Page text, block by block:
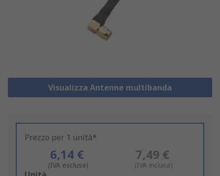
Visualizza Antenne multibanda
Prezzo per 1 unità*
6,14 €
(IVA esclusa)
7,49 €
(IVA inclusa)